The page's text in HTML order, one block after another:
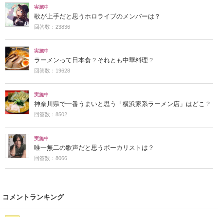
実施中
歌が上手だと思うホロライブのメンバーは？
回答数：23836
実施中
ラーメンって日本食？それとも中華料理？
回答数：19628
実施中
神奈川県で一番うまいと思う「横浜家系ラーメン店」はどこ？
回答数：8502
実施中
唯一無二の歌声だと思うボーカリストは？
回答数：8066
コメントランキング